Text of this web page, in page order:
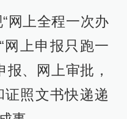
网上全程一次办
网上申报只跑一
报、网上审批，
照文书快递递